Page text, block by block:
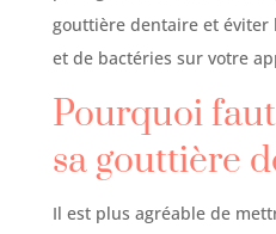
gouttière dentaire et éviter
et de bactéries sur votre
Pourquoi
sa gouttière
Il est plus agréable de